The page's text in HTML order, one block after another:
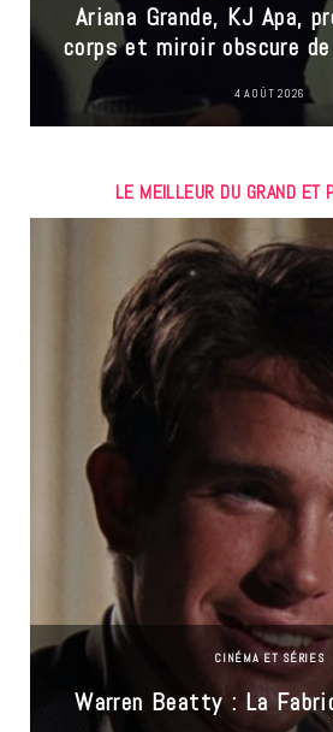
Ariana Grande, KJ Apa,
corps et miroir obscure
4 AOÛT 2026
LE MEILLEUR DU GRAND ET
CINÉMA ET SÉRIES
Warren Beatty : La